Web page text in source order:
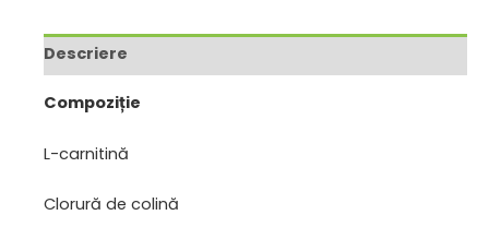
Descriere
Compoziție
L-carnitină
Clorură de colină